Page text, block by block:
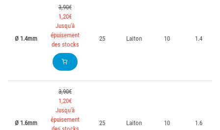
Ø 1.4mm
3,90€
1,20€
Jusqu'à
épuisement
des stocks
25 Laiton 10 1.4
Ø 1.6mm
3,90€
1,20€
Jusqu'à
épuisement
25 Laiton 10 1.6